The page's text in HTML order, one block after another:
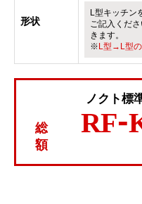
形状
L型キッチン
ご記入くだ
きます。
※ L型→L型
ノクト標
総
額
RF-